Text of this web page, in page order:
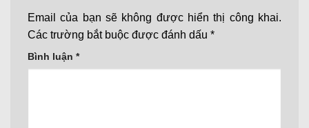
Email của bạn sẽ không được hiển thị công khai.
Các trường bắt buộc được đánh dấu *
Bình luận *